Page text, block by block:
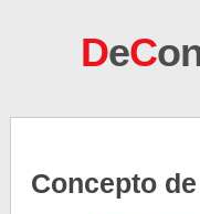
DeC
Concepto